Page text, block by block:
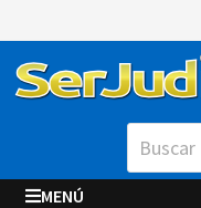
al
contenido
Buscar:
MENÚ